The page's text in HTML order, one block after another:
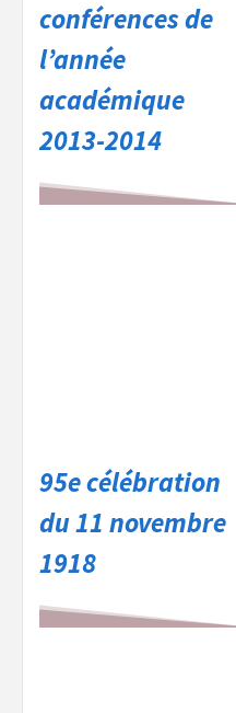
conférences de
l’année
académique
2013-2014
95e célébration
du 11 novembre
1918